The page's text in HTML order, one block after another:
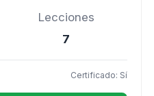
Lecciones
7
Certificado: Sí